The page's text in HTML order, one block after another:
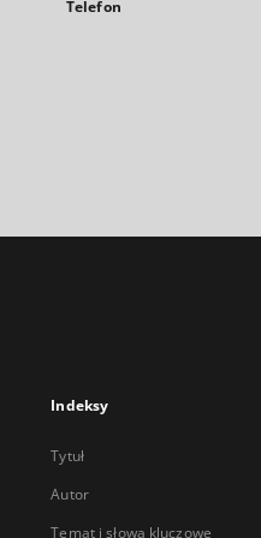
Telefon
Indeksy
Tytuł
Autor
Temat i słowa kluczowe